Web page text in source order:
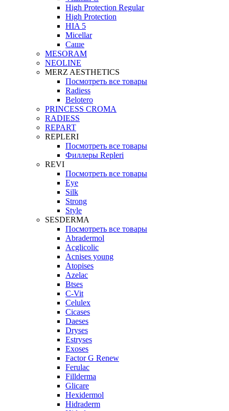
High Protection Regular
High Protection
HIA 5
Micellar
Саше
MESORAM
NEOLINE
MERZ AESTHETICS
Посмотреть все товары
Radiess
Belotero
PRINCESS CROMA
RADIESS
REPART
REPLERI
Посмотреть все товары
Филлеры Repleri
REVI
Посмотреть все товары
Eye
Silk
Strong
Style
SESDERMA
Посмотреть все товары
Abradermol
Acglicolic
Acnises young
Atopises
Azelac
Btses
C-Vit
Celulex
Cicases
Daeses
Dryses
Estryses
Exoses
Factor G Renew
Ferulac
Fillderma
Glicare
Hexidermol
Hidraderm